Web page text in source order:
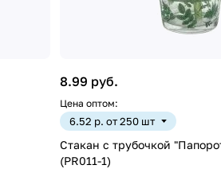
8.99 руб.
Цена оптом:
6.52 р. от 250 шт
Стакан с трубочкой
(PR011-1)